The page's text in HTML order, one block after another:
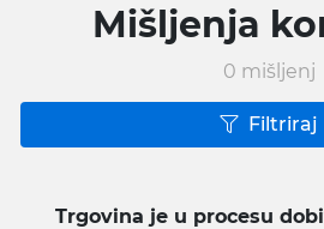
Mišljenja
0 mišljenj
Filtriraj
Trgovina je u procesu